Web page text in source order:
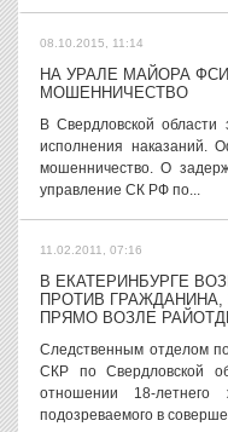
08.10.2015, 11:14
НА УРАЛЕ МАЙОРА
МОШЕННИЧЕСТВО
В Свердловской
исполнения наказаний.
мошенничество. О
управление СК РФ по...
11.02.2011, 07:16
В ЕКАТЕРИНБУРГЕ
ПРОТИВ
ПРЯМО ВОЗЛЕ
Следственным отделом
СКР по Свердловской
отношении 18-летнего
подозреваемого в